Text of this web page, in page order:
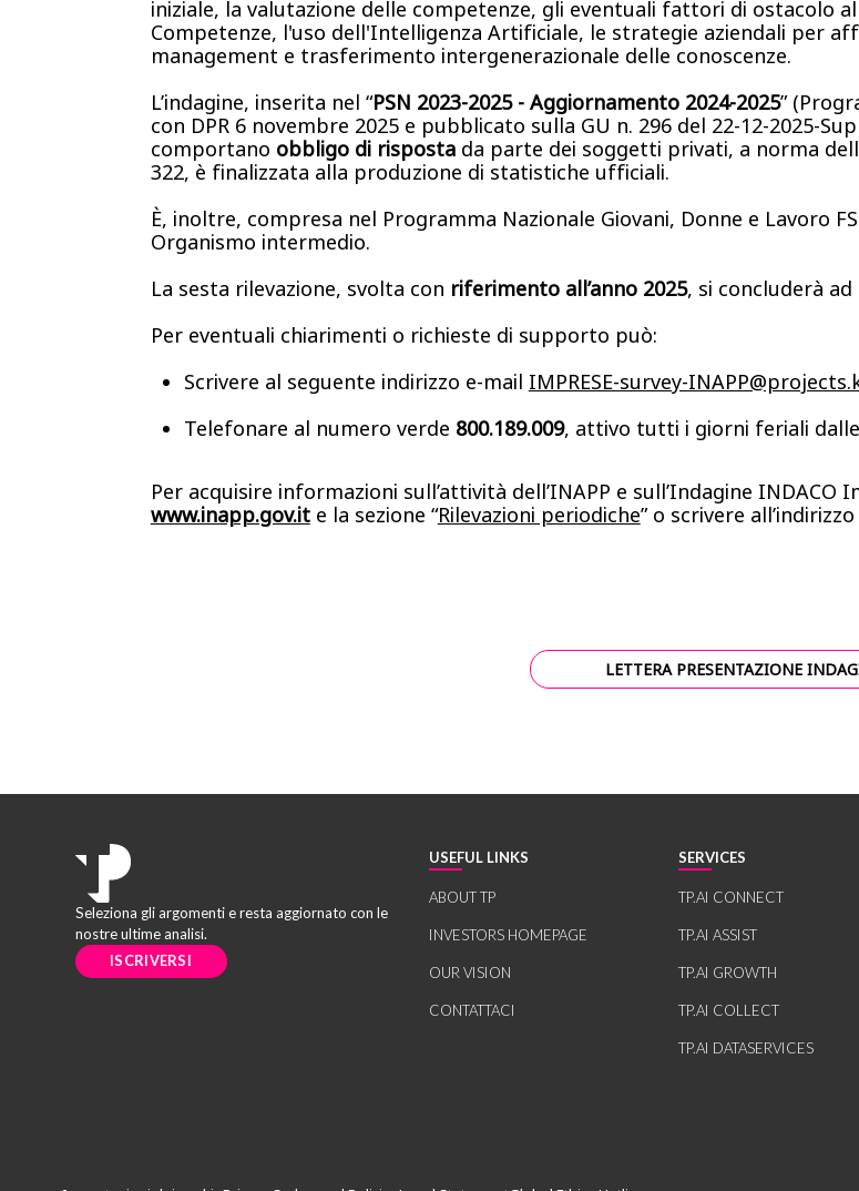
iniziale, la valutazione delle competenze, gli eventuali fattori di ostacolo
Competenze, l'uso dell'Intelligenza Artificiale, le strategie aziendali per
management e trasferimento intergenerazionale delle conoscenze.
L’indagine, inserita nel “PSN 2023-2025 - Aggiornamento 2024-2025”
con DPR 6 novembre 2025 e pubblicato sulla GU n. 296 del 22-12-2025-
comportano obbligo di rispostada parte dei soggetti privati, a norma
322, è finalizzata alla produzione di statistiche ufficiali.
È, inoltre, compresa nel Programma Nazionale Giovani, Donne e Lavoro
Organismo intermedio.
La sesta rilevazione, svolta con riferimento all’anno 2025, si concluderà
Per eventuali chiarimenti o richieste di supporto può:
Scrivere al seguente indirizzo e-mail IMPRESE-survey-
Telefonare al numero verde 800.189.009, attivo tutti i giorni feriali dalle
Per acquisire informazioni sull’attività dell’INAPP e sull’Indagine
www.inapp.gov.ite la sezione “Rilevazioni periodiche” o scrivere all’indirizzo
LETTERA PRESENTAZIONE
Seleziona gli argomenti e resta aggiornato con le
nostre ultime analisi.
ISCRIVERSI
USEFUL LINKS
ABOUT TP
INVESTORS HOMEPAGE
OUR VISION
CONTATTACI
SERVICES
TP.AI CONNECT
TP.AI ASSIST
TP.AI GROWTH
TP.AI COLLECT
TP.AI DATASERVICES